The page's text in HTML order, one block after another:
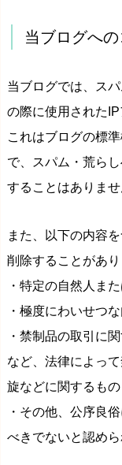
当ブログへ
当ブログでは、ス
の際に使用されたIP
これはブログの標
で、スパム・荒ら
することはありませ
また、以下の内容
削除することがあり
・特定の自然人ま
・極度にわいせつ
・禁制品の取引に
など、法律によっ
旋などに関するもの
・その他、公序良
べきでないと認め